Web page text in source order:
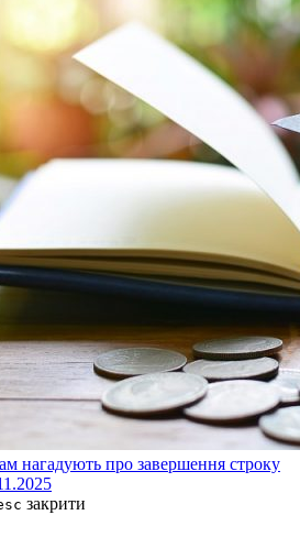
нагадують про завершення строку
закрити